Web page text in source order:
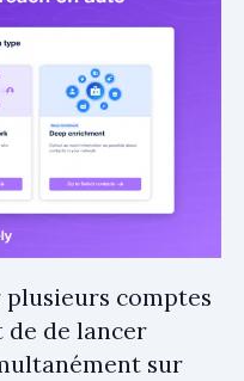
comptes
de de lancer
sur